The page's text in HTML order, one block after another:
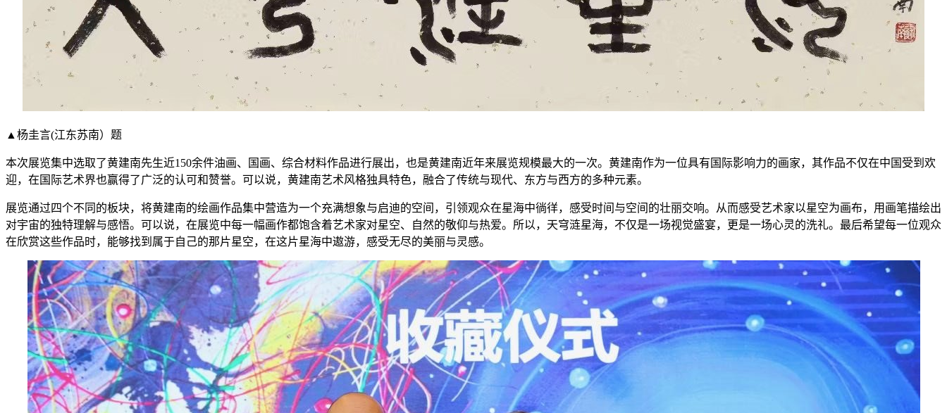
▲杨圭言(江东苏南）题
本次展览集中选取了黄建南先生近150余件油画、国画、综合材料作品进行展出，也是黄建南近年来展览规模最大的一次。黄建南作为一位具有国际影响力的画家，其作品不仅在中国受到欢
迎，在国际艺术界也赢得了广泛的认可和赞誉。可以说，黄建南艺术风格独具特色，融合了传统与现代、东方与西方的多种元素。
展览通过四个不同的板块，将黄建南的绘画作品集中营造为一个充满想象与启迪的空间，引领观众在星海中徜徉，感受时间与空间的壮丽交响。从而感受艺术家以星空为画布，用画笔描绘出
对宇宙的独特理解与感悟。可以说，在展览中每一幅画作都饱含着艺术家对星空、自然的敬仰与热爱。所以，天穹涟星海，不仅是一场视觉盛宴，更是一场心灵的洗礼。最后希望每一位观众
在欣赏这些作品时，能够找到属于自己的那片星空，在这片星海中遨游，感受无尽的美丽与灵感。